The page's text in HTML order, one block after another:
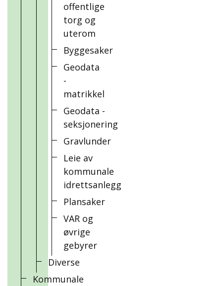
offentlige
torg og
uterom
Byggesaker
Geodata
-
matrikkel
Geodata -
seksjonering
Gravlunder
Leie av
kommunale
idrettsanlegg
Plansaker
VAR og
øvrige
gebyrer
Diverse
Kommunale